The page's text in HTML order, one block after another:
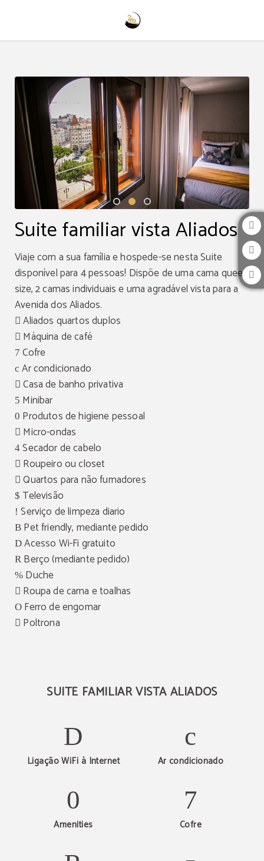
Suite familiar vista Aliados
Viaje com a sua família e hospede-se nesta Suite
disponível para 4 pessoas! Dispõe de uma cama queen
size, 2 camas individuais e uma agradável vista para a
Avenida dos Aliados.
Aliados quartos duplos
Máquina de café
Cofre
Ar condicionado
Casa de banho privativa
Minibar
Produtos de higiene pessoal
Micro-ondas
Secador de cabelo
Roupeiro ou closet
Quartos para não fumadores
Televisão
Serviço de limpeza diario
Pet friendly, mediante pedido
Acesso Wi-Fi gratuito
Berço (mediante pedido)
Duche
Roupa de cama e toalhas
Ferro de engomar
Poltrona
SUITE FAMILIAR VISTA ALIADOS
Ligação WiFi à Internet Ar condicionado
Amenities Cofre